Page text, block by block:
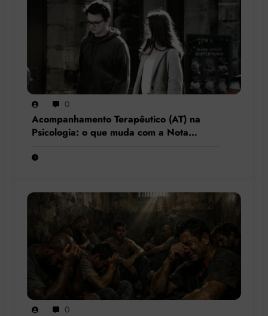
0
Acompanhamento Terapêutico (AT) na
Psicologia: o que muda com a Nota
0